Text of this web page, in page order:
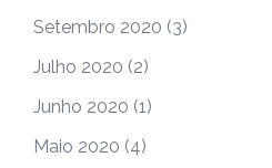
Setembro 2020 (3)
Julho 2020 (2)
Junho 2020 (1)
Maio 2020 (4)